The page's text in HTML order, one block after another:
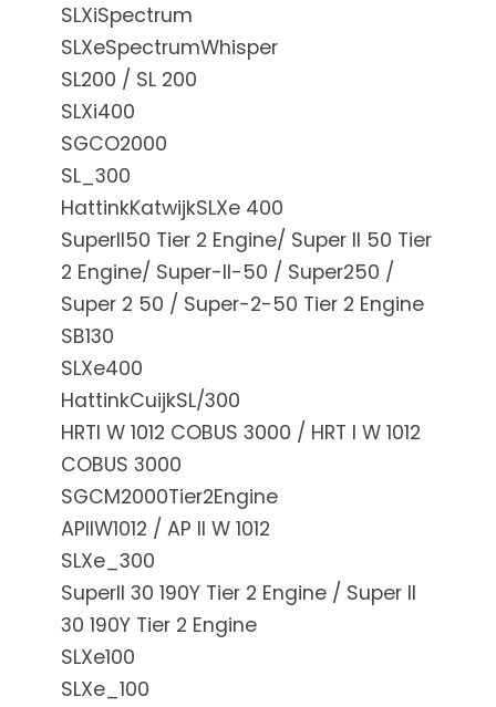
SLXiSpectrum
SLXeSpectrumWhisper
SL200 / SL 200
SLXi400
SGCO2000
SL_300
HattinkKatwijkSLXe 400
SuperII50 Tier 2 Engine/ Super II 50 Tier
2 Engine/ Super-II-50 / Super250 /
Super 2 50 / Super-2-50 Tier 2 Engine
SB130
SLXe400
HattinkCuijkSL/300
HRTI W 1012 COBUS 3000 / HRT I W 1012
COBUS 3000
SGCM2000Tier2Engine
APIIW1012 / AP II W 1012
SLXe_300
SuperII 30 190Y Tier 2 Engine / Super II
30 190Y Tier 2 Engine
SLXe100
SLXe_100